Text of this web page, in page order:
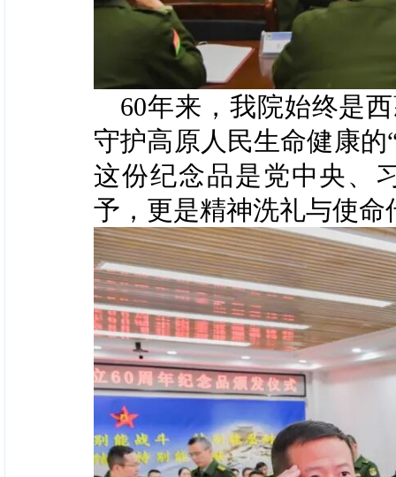
60年来，我院始终是
守护高原人民生命健康的
这份纪念品是党中央、
予，更是精神洗礼与使命